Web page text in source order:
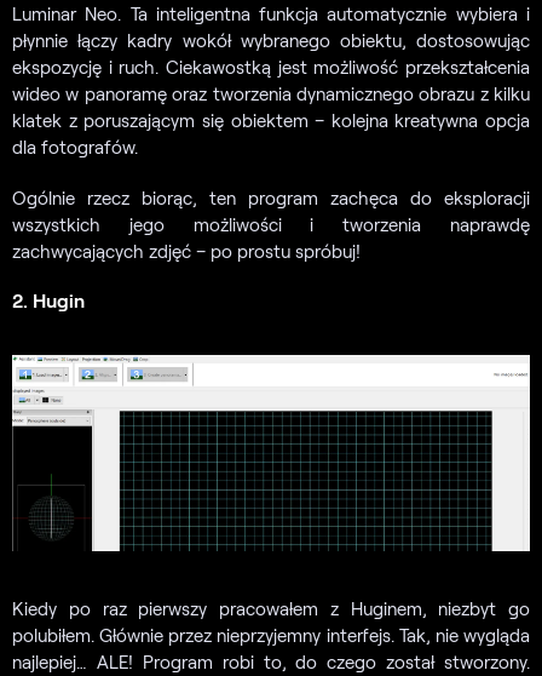
Luminar Neo. Ta inteligentna funkcja automatycznie wybiera i
płynnie łączy kadry wokół wybranego obiektu, dostosowując
ekspozycję i ruch. Ciekawostką jest możliwość przekształcenia
wideo w panoramę oraz tworzenia dynamicznego obrazu z kilku
klatek z poruszającym się obiektem – kolejna kreatywna opcja
dla fotografów.
Ogólnie rzecz biorąc, ten program zachęca do eksploracji
wszystkich jego możliwości i tworzenia naprawdę
zachwycających zdjęć – po prostu spróbuj!
2. Hugin
Kiedy po raz pierwszy pracowałem z Huginem, niezbyt go
polubiłem. Głównie przez nieprzyjemny interfejs. Tak, nie wygląda
najlepiej… ALE! Program robi to, do czego został stworzony.